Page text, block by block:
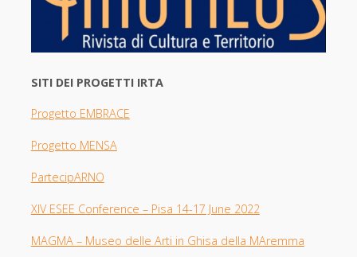
SITI DEI PROGETTI IRTA
Progetto EMBRACE
Progetto MENSA
PartecipARNO
XIV ESEE Conference – Pisa 14-17 June 2022
MAGMA – Museo delle Arti in Ghisa della MAremma